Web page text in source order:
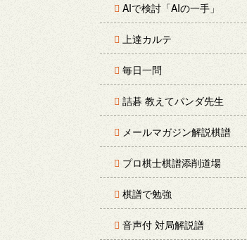
AIで検討「AIの一手」
上達カルテ
毎日一問
詰碁 教えてパンダ先生
メールマガジン解説棋譜
プロ棋士棋譜添削道場
棋譜で勉強
音声付 対局解説譜